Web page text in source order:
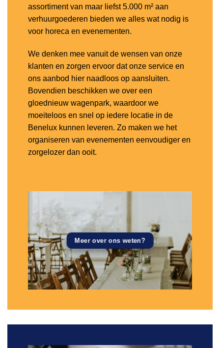
assortiment van maar liefst 5.000 m² aan
verhuurgoederen bieden we alles wat nodig is
voor horeca en evenementen.
We denken mee vanuit de wensen van onze
klanten en zorgen ervoor dat onze service en
ons aanbod hier naadloos op aansluiten.
Bovendien beschikken we over een
gloednieuw wagenpark, waardoor we
moeiteloos en snel op iedere locatie in de
Benelux kunnen leveren. Zo maken we het
organiseren van evenementen eenvoudiger en
zorgelozer dan ooit.
Meer over ons weten?